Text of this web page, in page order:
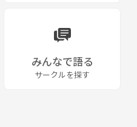
みんなで語る
サークルを探す